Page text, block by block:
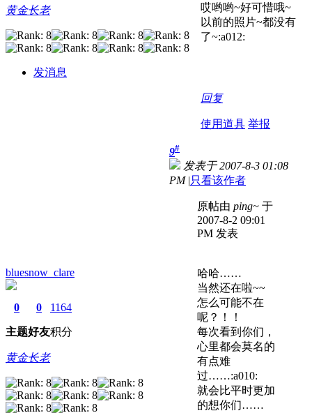
黄金长老
发消息
哎哟哟~好可惜哦~
以前的照片~都没有
了~:a012:
回复
使用道具 举报
bluesnow_clare
0
主题
0
好友
1164
积分
黄金长老
9#
发表于 2007-8-3 01:08
PM |只看该作者
原帖由 ping~ 于
2007-8-2 09:01
PM 发表
哈哈……
当然还在啦~~
怎么可能不在
呢？！！
每次看到你们，
心里都会莫名的
有点难
过……:a010:
就会比平时更加
的想你们……